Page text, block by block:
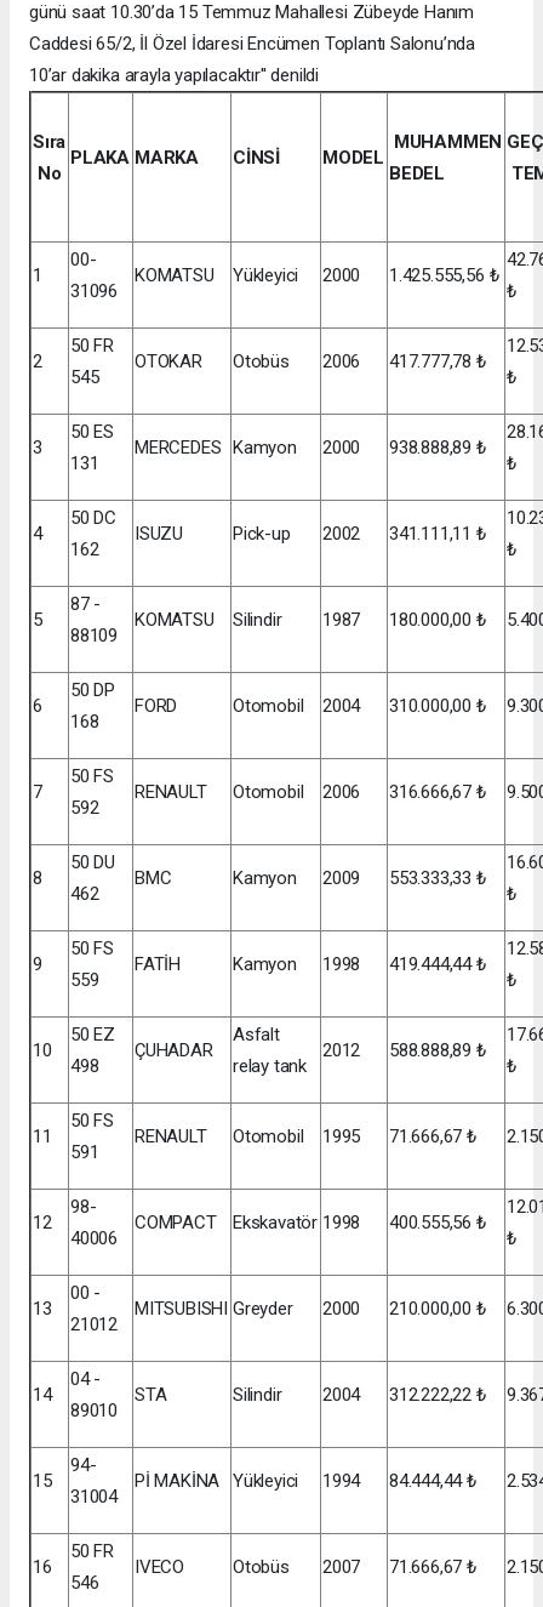
günü saat 10.30’da 15 Temmuz Mahallesi Zübeyde Hanım
Caddesi 65/2, İl Özel İdaresi Encümen Toplantı Salonu’nda
10’ar dakika arayla yapılacaktır'' denildi
Sıra
No
PLAKA MARKA CİNSİ MODEL
MUHAMMEN
BEDEL
1
00-
31096
KOMATSU Yükleyici 2000 1.425.555,56 ₺
₺
2
50 FR
545
OTOKAR Otobüs 2006 417.777,78 ₺
₺
3
50 ES
131
MERCEDES Kamyon 2000 938.888,89 ₺
₺
4
50 DC
162
ISUZU Pick-up 2002 341.111,11 ₺
₺
5
87 -
88109
KOMATSU Silindir 1987 180.000,00 ₺
6
50 DP
168
FORD Otomobil 2004 310.000,00 ₺
7
50 FS
592
RENAULT Otomobil 2006 316.666,67 ₺
8
50 DU
462
BMC Kamyon 2009 553.333,33 ₺
₺
9
50 FS
559
FATİH Kamyon 1998 419.444,44 ₺
₺
10
50 EZ
498
ÇUHADAR
Asfalt
relay tank
2012 588.888,89 ₺
₺
11
50 FS
591
RENAULT Otomobil 1995 71.666,67 ₺
12
98-
40006
COMPACT Ekskavatör 1998 400.555,56 ₺
₺
13
00 -
21012
MITSUBISHI Greyder 2000 210.000,00 ₺
14
04 -
89010
STA Silindir 2004 312.222,22 ₺
15
94-
31004
Pİ MAKİNA Yükleyici 1994 84.444,44 ₺
16
50 FR
546
IVECO Otobüs 2007 71.666,67 ₺